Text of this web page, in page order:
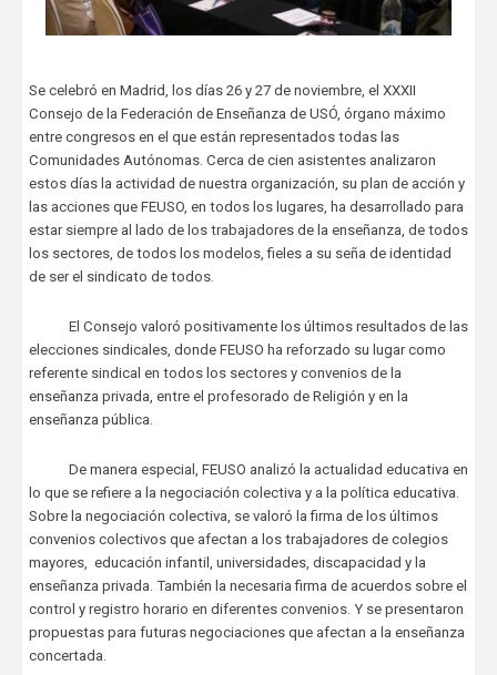
Se celebró en Madrid, los días 26 y 27 de noviembre, el XXXII
Consejo de la Federación de Enseñanza de USÓ, órgano máximo
entre congresos en el que están representados todas las
Comunidades Autónomas. Cerca de cien asistentes analizaron
estos días la actividad de nuestra organización, su plan de acción y
las acciones que FEUSO, en todos los lugares, ha desarrollado para
estar siempre al lado de los trabajadores de la enseñanza, de todos
los sectores, de todos los modelos, fieles a su seña de identidad
de ser el sindicato de todos.
El Consejo valoró positivamente los últimos resultados de las
elecciones sindicales, donde FEUSO ha reforzado su lugar como
referente sindical en todos los sectores y convenios de la
enseñanza privada, entre el profesorado de Religión y en la
enseñanza pública.
De manera especial, FEUSO analizó la actualidad educativa en
lo que se refiere a la negociación colectiva y a la política educativa.
Sobre la negociación colectiva, se valoró la firma de los últimos
convenios colectivos que afectan a los trabajadores de colegios
mayores, educación infantil, universidades, discapacidad y la
enseñanza privada. También la necesaria firma de acuerdos sobre el
control y registro horario en diferentes convenios. Y se presentaron
propuestas para futuras negociaciones que afectan a la enseñanza
concertada.